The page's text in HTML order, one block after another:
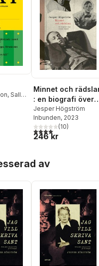
, Sally
Ravanis
Minnet och
: en biografi över
Gunnar Ekelöf
Jesper Högström
Inbunden, 2023
4,0utav 5 stjärnor.
(10)
246 kr
av